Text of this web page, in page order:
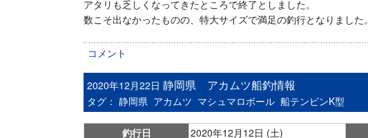
アタリも乏しくなってきたところで終了としました。
数こそ出なかったものの、特大サイズで満足の釣行となりました。
コメント
2020年12月22日 静岡県 アカムツ船釣情報
タグ： 静岡県 アカムツ マシュマロボール 船テンビンK型
釣行日 2020年12月12日 (土)